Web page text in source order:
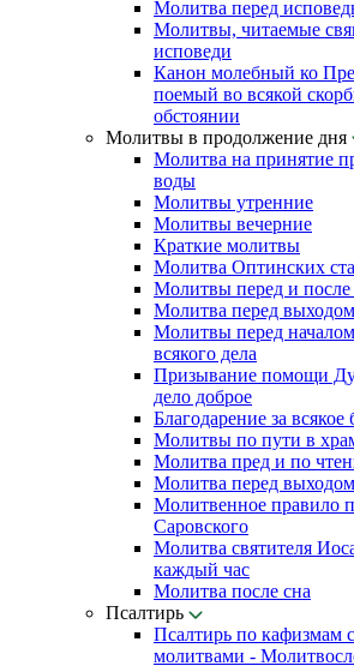
Молитва перед
Молитвы, читаемые
исповеди
Канон молебный ко
поемый во всякой
обстоянии
Молитвы в продолжение дня
Молитва на принятие
воды
Молитвы утренние
Молитвы вечерние
Краткие молитвы
Молитва Оптинских
Молитвы перед и
Молитва перед
Молитвы перед
всякого дела
Призывание помощи
дело доброе
Благодарение за
Молитвы по пути в
Молитва пред и по
Молитва перед
Молитвенное правило
Саровского
Молитва святителя
каждый час
Молитва после сна
Псалтирь
Псалтирь по кафизмам
молитвами -